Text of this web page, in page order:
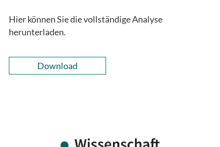
Hier können Sie die vollständige Analyse
herunterladen.
Download